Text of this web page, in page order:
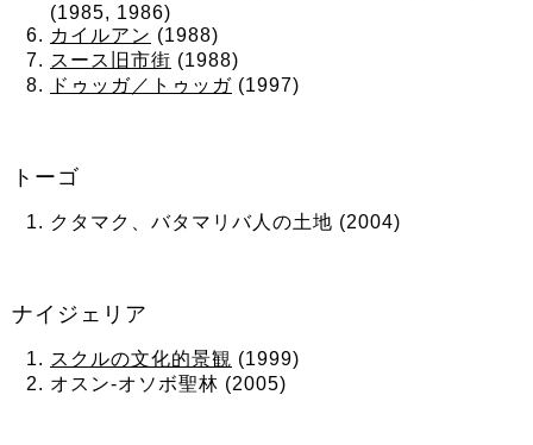
(1985, 1986)
カイルアン (1988)
スース旧市街 (1988)
ドゥッガ／トゥッガ (1997)
トーゴ
クタマク、バタマリバ人の土地 (2004)
ナイジェリア
スクルの文化的景観 (1999)
オスン-オソボ聖林 (2005)